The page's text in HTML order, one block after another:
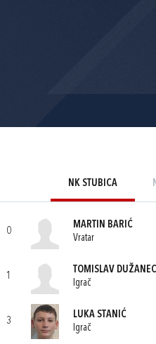
NK STUBICA
0
MARTIN BARIĆ
Vratar
1
TOMISLAV DUŽANEC
Igrač
3
LUKA STANIĆ
Igrač